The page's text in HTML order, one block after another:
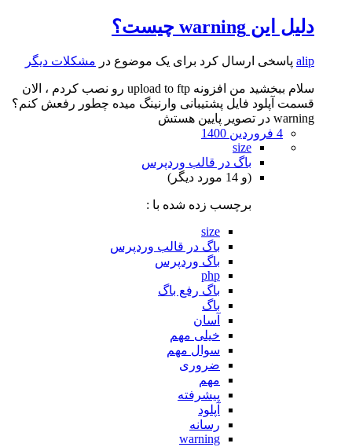
دلیل این warning چیست؟
alip پاسخی ارسال کرد برای یک موضوع در مشکلات دیگر
سلام ببخشید من افزونه upload to ftp رو نصب کردم ، الان
قسمت آپلود فایل پشتیبانی وارنینگ میده چطور رفعش کنم؟
warning در تصویر پایین هستش
4 فروردین 1400
size
باگ در قالب وردپرس
(و 14 مورد دیگر)
برچسب زده شده با :
size
باگ در قالب وردپرس
باگ وردپرس
php
باگ رفع باگ
باگ
آسان
خیلی مهم
سوال مهم
ضروری
مهم
پیشرفته
آپلود
رسانه
warning